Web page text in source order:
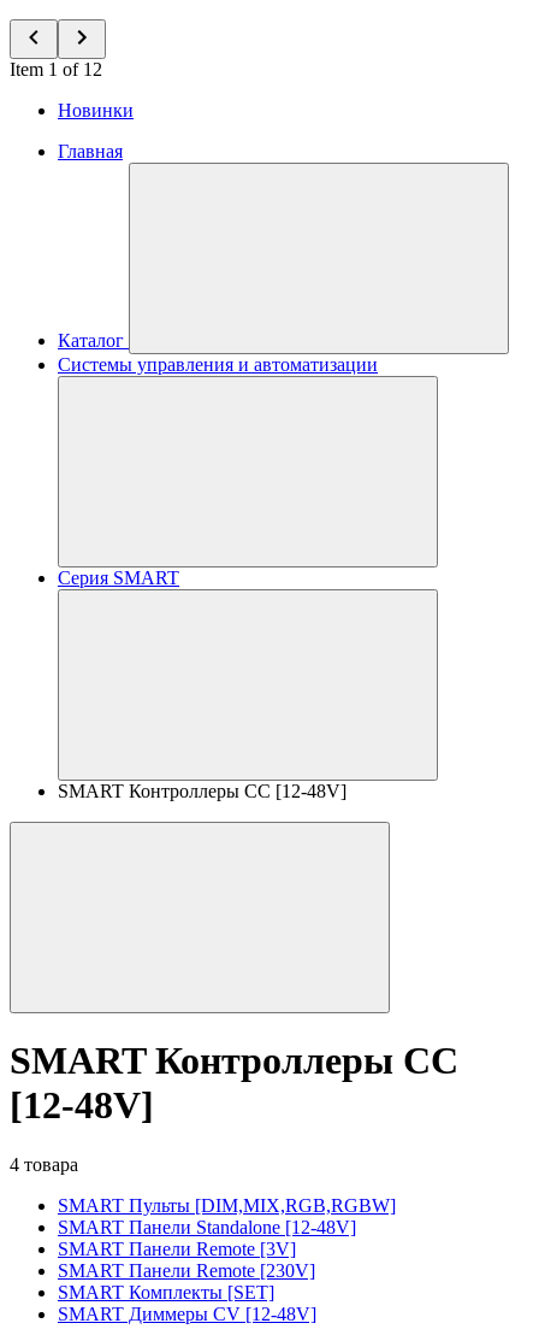
Item 1 of 12
Новинки
Главная
Каталог
Системы управления и автоматизации
Серия SMART
SMART Контроллеры CC [12-48V]
SMART Контроллеры CC
[12-48V]
4 товара
SMART Пульты [DIM,MIX,RGB,RGBW]
SMART Панели Standalone [12-48V]
SMART Панели Remote [3V]
SMART Панели Remote [230V]
SMART Комплекты [SET]
SMART Диммеры CV [12-48V]